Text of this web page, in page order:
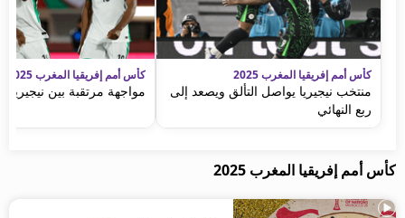
كأس أمم إفريقيا المغرب 2025
منتخب نيجيريا يواصل التألق ويصعد إلى
ربع النهائي
كأس أمم إفريقيا المغرب 2025
مواجهة مرتقبة بين نيجيريا
كأس أمم إفريقيا المغرب 2025